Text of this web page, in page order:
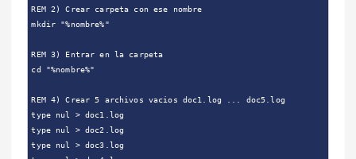
REM 2) Crear carpeta con ese nombre
mkdir "%nombre%"
REM 3) Entrar en la carpeta
cd "%nombre%"
REM 4) Crear 5 archivos vacios doc1.log ... doc5.log
type nul > doc1.log
type nul > doc2.log
type nul > doc3.log